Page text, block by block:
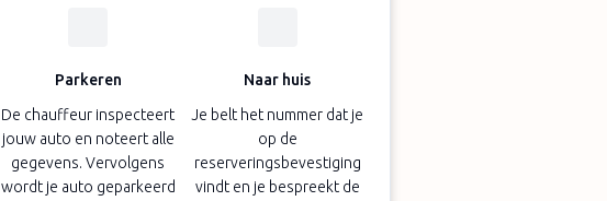
Parkeren
De chauffeur inspecteert
jouw auto en noteert alle
gegevens. Vervolgens
wordt je auto geparkeerd
Naar huis
Je belt het nummer dat je
op de
reserveringsbevestiging
vindt en je bespreekt de